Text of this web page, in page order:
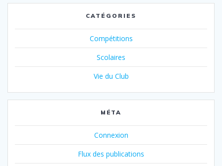
CATÉGORIES
Compétitions
Scolaires
Vie du Club
MÉTA
Connexion
Flux des publications